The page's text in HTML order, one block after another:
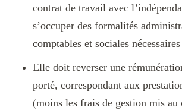
contrat de travail avec
s’occuper des formalités
comptables et sociales
Elle doit reverser une
porté, correspondant aux
(moins les frais de gestion mis au